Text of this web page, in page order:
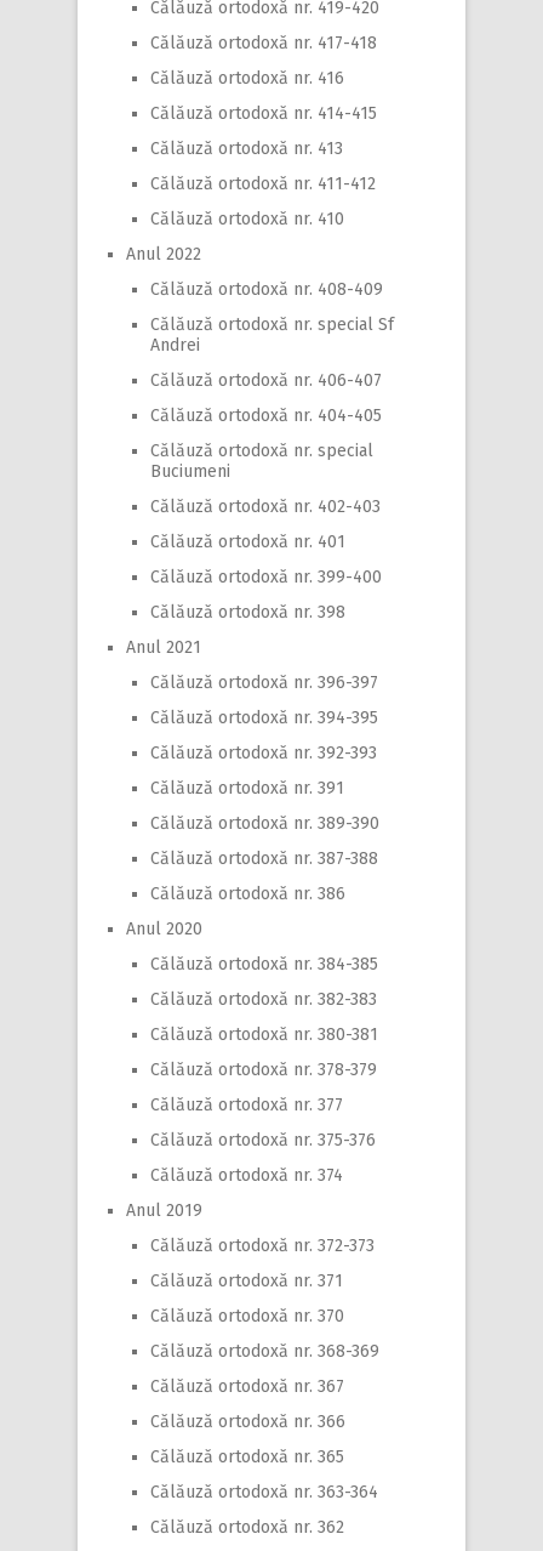
Călăuză ortodoxă nr. 419-420
Călăuză ortodoxă nr. 417-418
Călăuză ortodoxă nr. 416
Călăuză ortodoxă nr. 414-415
Călăuză ortodoxă nr. 413
Călăuză ortodoxă nr. 411-412
Călăuză ortodoxă nr. 410
Anul 2022
Călăuză ortodoxă nr. 408-409
Călăuză ortodoxă nr. special Sf
Andrei
Călăuză ortodoxă nr. 406-407
Călăuză ortodoxă nr. 404-405
Călăuză ortodoxă nr. special
Buciumeni
Călăuză ortodoxă nr. 402-403
Călăuză ortodoxă nr. 401
Călăuză ortodoxă nr. 399-400
Călăuză ortodoxă nr. 398
Anul 2021
Călăuză ortodoxă nr. 396-397
Călăuză ortodoxă nr. 394-395
Călăuză ortodoxă nr. 392-393
Călăuză ortodoxă nr. 391
Călăuză ortodoxă nr. 389-390
Călăuză ortodoxă nr. 387-388
Călăuză ortodoxă nr. 386
Anul 2020
Călăuză ortodoxă nr. 384-385
Călăuză ortodoxă nr. 382-383
Călăuză ortodoxă nr. 380-381
Călăuză ortodoxă nr. 378-379
Călăuză ortodoxă nr. 377
Călăuză ortodoxă nr. 375-376
Călăuză ortodoxă nr. 374
Anul 2019
Călăuză ortodoxă nr. 372-373
Călăuză ortodoxă nr. 371
Călăuză ortodoxă nr. 370
Călăuză ortodoxă nr. 368-369
Călăuză ortodoxă nr. 367
Călăuză ortodoxă nr. 366
Călăuză ortodoxă nr. 365
Călăuză ortodoxă nr. 363-364
Călăuză ortodoxă nr. 362